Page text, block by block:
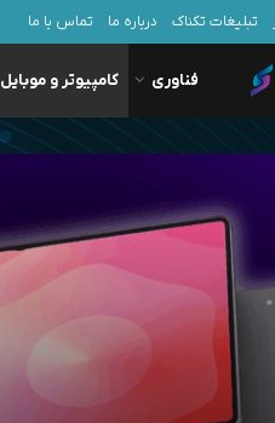
تبلیغات تکناک درباره ما تماس با ما
فناوری کامپیوتر و موبایل